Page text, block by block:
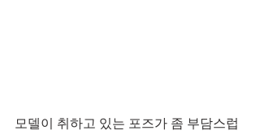
모델이 취하고 있는 포즈가 좀 부담스럽